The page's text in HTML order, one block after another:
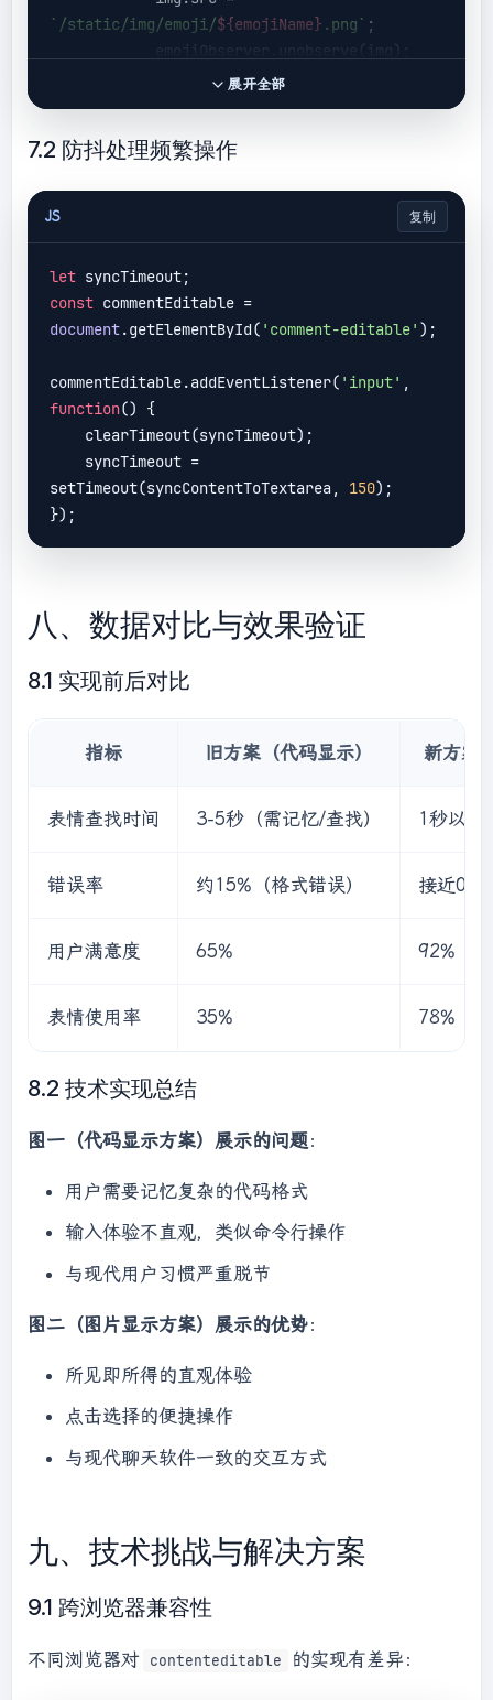
`/static/img/emoji/${emojiName}.png` ;
document
展开全部
7.2 防抖处理频繁操作
JS 复制
let
const
document.getElementById( 'comment-editable' );
commentEditable.addEventListener( 'input'
function() {
setTimeout(syncContentToTextarea, 150);
八、数据对比与效果验证
8.1 实现前后对比
指标 旧方案（代码显示） 新方案
表情查找时间 3-5秒（需记忆/查找） 1秒以内
错误率 约15%（格式错误） 接近0%
用户满意度 65% 92%
表情使用率 35% 78%
8.2 技术实现总结
图一（代码显示方案）展示的问题：
用户需要记忆复杂的代码格式
输入体验不直观，类似命令行操作
与现代用户习惯严重脱节
图二（图片显示方案）展示的优势：
所见即所得的直观体验
点击选择的便捷操作
与现代聊天软件一致的交互方式
九、技术挑战与解决方案
9.1 跨浏览器兼容性
不同浏览器对 contenteditable 的实现有差异：